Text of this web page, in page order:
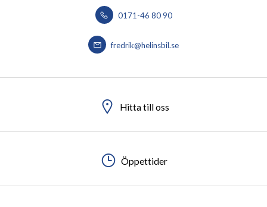
0171-46 80 90
fredrik@helinsbil.se
Hitta till oss
Öppettider